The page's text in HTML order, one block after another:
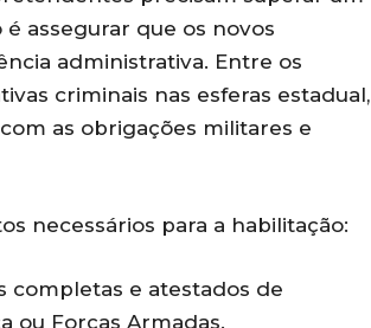
assegurar que os novos
administrativa. Entre os
criminais nas esferas estadual,
as obrigações militares e
necessários para a habilitação:
completas e atestados de
ou Forças Armadas.